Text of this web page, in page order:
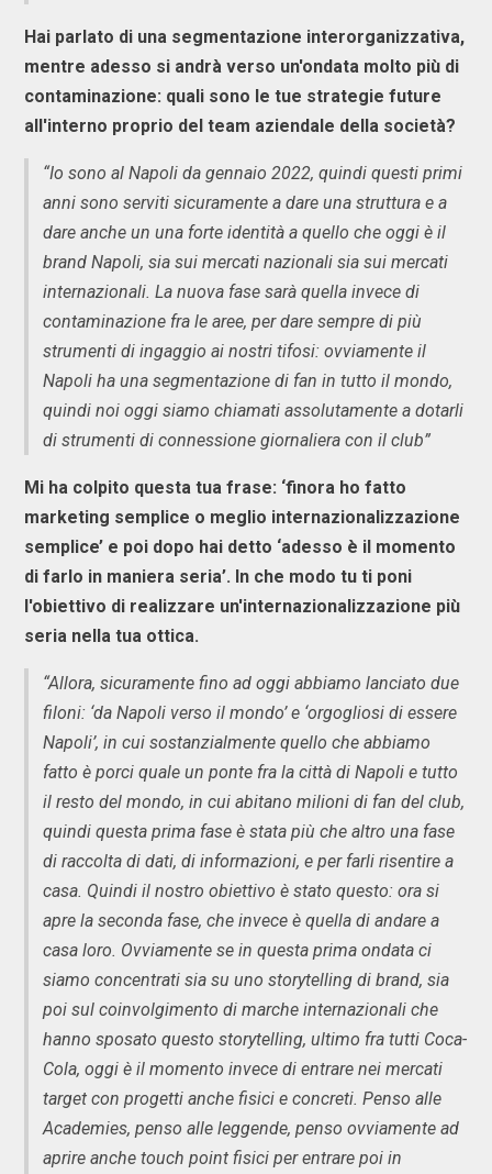
Hai parlato di una segmentazione interorganizzativa,
mentre adesso si andrà verso un'ondata molto più di
contaminazione: quali sono le tue strategie future
all'interno proprio del team aziendale della società?
“Io sono al Napoli da gennaio 2022, quindi questi primi
anni sono serviti sicuramente a dare una struttura e a
dare anche un una forte identità a quello che oggi è il
brand Napoli, sia sui mercati nazionali sia sui mercati
internazionali. La nuova fase sarà quella invece di
contaminazione fra le aree, per dare sempre di più
strumenti di ingaggio ai nostri tifosi: ovviamente il
Napoli ha una segmentazione di fan in tutto il mondo,
quindi noi oggi siamo chiamati assolutamente a dotarli
di strumenti di connessione giornaliera con il club”
Mi ha colpito questa tua frase: ‘finora ho fatto
marketing semplice o meglio internazionalizzazione
semplice’ e poi dopo hai detto ‘adesso è il momento
di farlo in maniera seria’. In che modo tu ti poni
l'obiettivo di realizzare un'internazionalizzazione più
seria nella tua ottica.
“Allora, sicuramente fino ad oggi abbiamo lanciato due
filoni: ‘da Napoli verso il mondo’ e ‘orgogliosi di essere
Napoli’, in cui sostanzialmente quello che abbiamo
fatto è porci quale un ponte fra la città di Napoli e tutto
il resto del mondo, in cui abitano milioni di fan del club,
quindi questa prima fase è stata più che altro una fase
di raccolta di dati, di informazioni, e per farli risentire a
casa. Quindi il nostro obiettivo è stato questo: ora si
apre la seconda fase, che invece è quella di andare a
casa loro. Ovviamente se in questa prima ondata ci
siamo concentrati sia su uno storytelling di brand, sia
poi sul coinvolgimento di marche internazionali che
hanno sposato questo storytelling, ultimo fra tutti Coca-
Cola, oggi è il momento invece di entrare nei mercati
target con progetti anche fisici e concreti. Penso alle
Academies, penso alle leggende, penso ovviamente ad
aprire anche touch point fisici per entrare poi in